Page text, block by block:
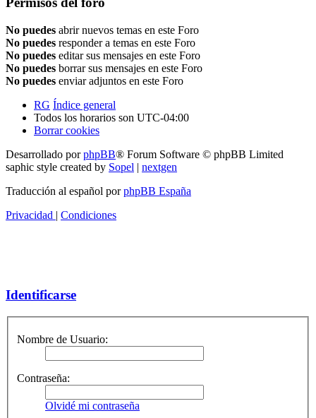
No puedes abrir nuevos temas en este Foro
No puedes responder a temas en este Foro
No puedes editar sus mensajes en este Foro
No puedes borrar sus mensajes en este Foro
No puedes enviar adjuntos en este Foro
RG Índice general
Todos los horarios son UTC-04:00
Borrar cookies
Desarrollado porphpBB® Forum Software © phpBB Limited
saphic style created by Sopel | nextgen
Traducción al español porphpBB España
Privacidad | Condiciones
Identificarse
Nombre de Usuario:
Contraseña:
Olvidé mi contraseña